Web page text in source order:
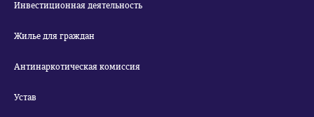
Инвестиционная деятельность
Жилье для граждан
Антинаркотическая комиссия
Устав